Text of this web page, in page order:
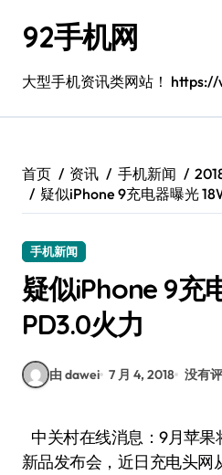
92手机网
大型手机资讯类网站！
首页 资讯 手机新闻
疑似iPhone 9充电器曝光
手机新闻
疑似iPhone 9充
PD3.0火力
由 dawei 7 月 4, 2018 没有
中关村在线消息：9月苹果将召开一年一度的秋季
新品发布会，近日充电头网